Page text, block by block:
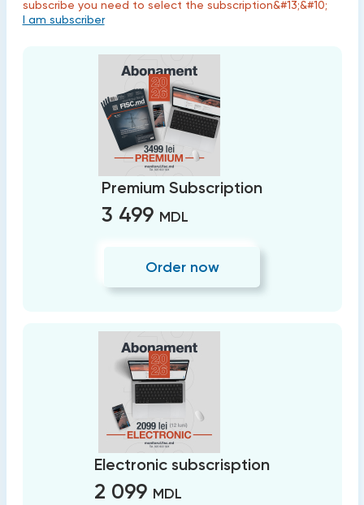
subscribe you need to select the subscription&#13;&#10;
I am subscriber
Premium Subscription
3 499 MDL
Order now
Electronic subscrisption
2 099 MDL